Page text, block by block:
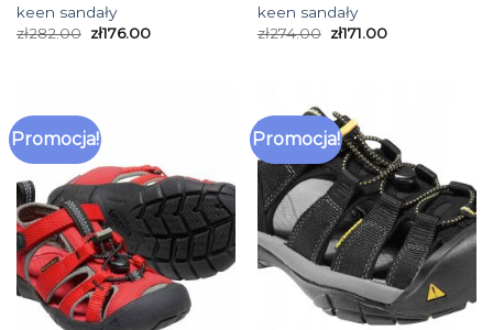
keen sandały
zł282.00 zł176.00
keen sandały
zł274.00 zł171.00
Promocja! Promocja!